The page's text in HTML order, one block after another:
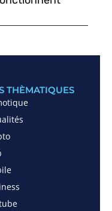
THÈMATIQUES